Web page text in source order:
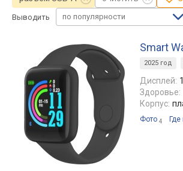
Выводить по популярности
Smart
2025 год
Дисплей:
Здоровье:
Корпус:
Фото 4 Где